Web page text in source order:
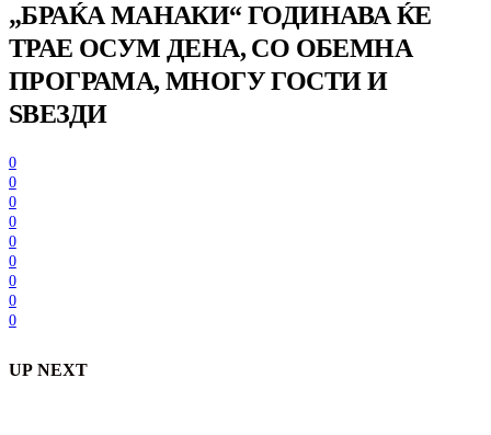
„БРАЌА МАНАКИ“ ГОДИНАВА ЌЕ
ТРАЕ ОСУМ ДЕНА, СО ОБЕМНА
ПРОГРАМА, МНОГУ ГОСТИ И
ЅВЕЗДИ
0
0
0
0
0
0
0
0
0
UP NEXT